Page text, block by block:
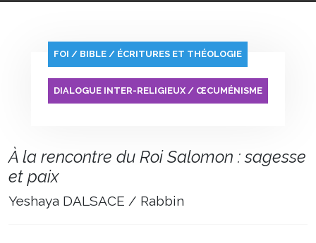
FOI / BIBLE / ÉCRITURES ET THÉOLOGIE
DIALOGUE INTER-RELIGIEUX / ŒCUMÉNISME
À la rencontre du Roi Salomon : sagesse
et paix
Yeshaya DALSACE / Rabbin